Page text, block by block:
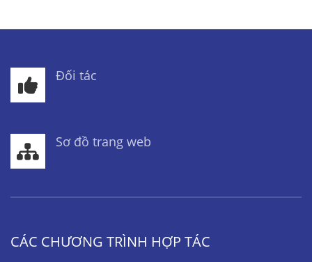
Đối tác
Sơ đồ trang web
CÁC CHƯƠNG TRÌNH HỢP TÁC